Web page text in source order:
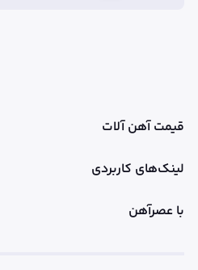
قیمت آهن آلات
لینک‌های کاربردی
با عصرآهن